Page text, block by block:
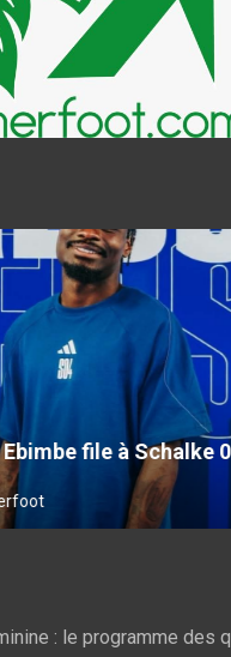
file à Schalke
: le programme des